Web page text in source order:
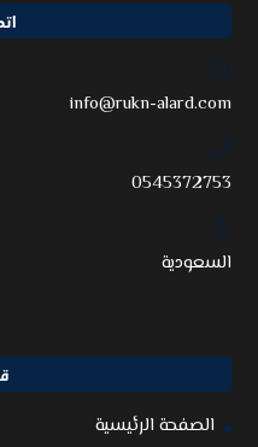
info@rukn-alard.com
0545372753
السعودية
الصفحة الرئيسية